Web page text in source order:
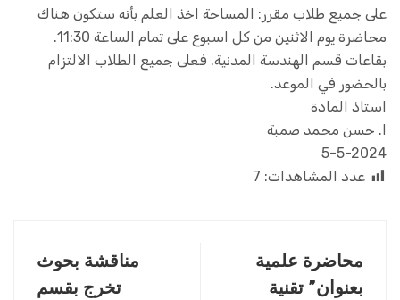
على جميع طلاب مقرر: المساحة اخذ العلم بأنه ستكون هناك
محاضرة يوم الاثنين من كل اسبوع على تمام الساعة 11:30.
بقاعات قسم الهندسة المدنية. فعلى جميع الطلاب الالتزام
بالحضور في الموعد.
استاذ المادة
ا. حسن محمد صمبة
5-5-2024
عدد المشاهدات: 7
مناقشة بحوث
تخرج بقسم
محاضرة علمية
بعنوان” تقنية